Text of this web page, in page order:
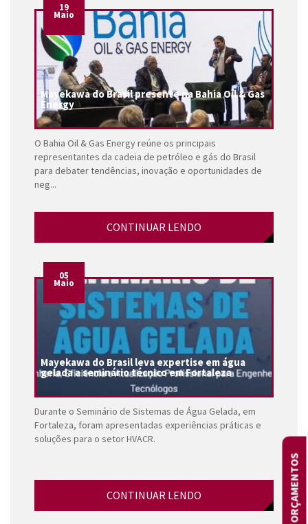
19
Maio
Mayekawa do Brasil presente na Bahia Oil & Gas
Energy
O Bahia Oil & Gas Energy reúne os principais
representantes da cadeia de petróleo e gás do Brasil
para debater tendências, inovação e oportunidades de
neg...
CONTINUAR LENDO
05
Maio
Mayekawa do Brasil leva expertise em água
gelada a seminário técnico em Fortaleza
Durante o Seminário de Sistemas de Água Gelada, em
Fortaleza, foram apresentadas experiências práticas e
soluções para o setor HVACR.
CONTINUAR LENDO ORÇAMENTOS